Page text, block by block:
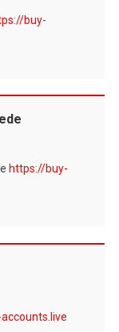
buy-
https://buy-